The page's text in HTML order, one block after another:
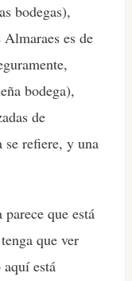
bodegas),
es de
bodega),
de
refiere, y una
que está
que ver
está